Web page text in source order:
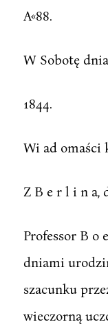
A«88.
W Sobotę
1844.
Wi ad omaści
Z B e r l i n a,
Professor B o
dniami
szacunku
wieczorną